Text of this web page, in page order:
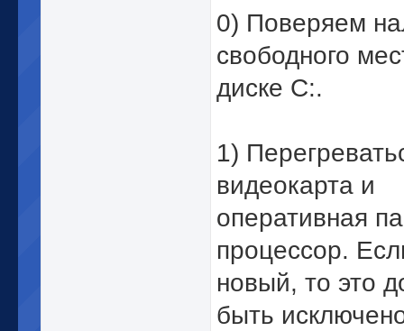
0) Поверяем
свободного
диске С:.
1)
видеокарта и
оперативная
процессор.
новый, то это
быть